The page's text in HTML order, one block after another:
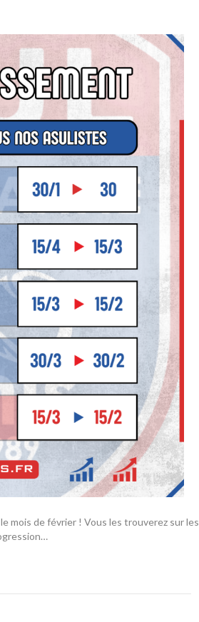
mois de février ! Vous les trouverez sur les